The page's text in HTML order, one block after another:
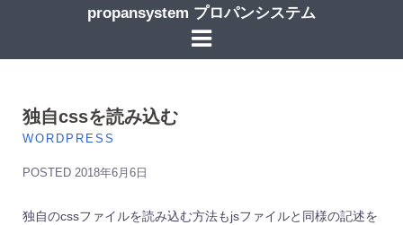
ン
propansystem プロパンシステム
独自cssを読み込む
WORDPRESS
POSTED 2018年6月6日
独自のcssファイルを読み込む方法もjsファイルと同様の記述を